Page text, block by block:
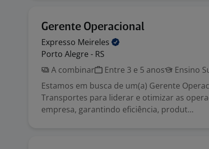
Gerente Operacional
Expresso Meireles
Porto Alegre - RS
A combinar
Entre 3 e 5 anos Ensino
Estamos em busca de um(a) Gerente
Transportes para liderar e otimizar as
empresa, garantindo eficiência, produt...